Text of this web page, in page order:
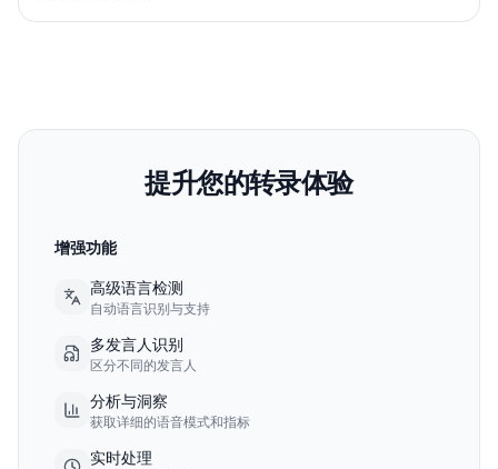
提升您的转录体验
增强功能
高级语言检测
自动语言识别与支持
多发言人识别
区分不同的发言人
分析与洞察
获取详细的语音模式和指标
实时处理